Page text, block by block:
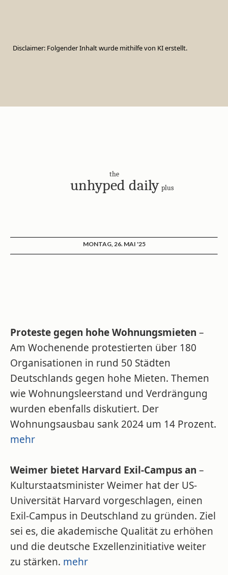
Disclaimer: Folgender Inhalt wurde mithilfe von KI erstellt.
the
unhyped daily plus
MONTAG, 26. MAI '25
Proteste gegen hohe Wohnungsmieten –
Am Wochenende protestierten über 180
Organisationen in rund 50 Städten
Deutschlands gegen hohe Mieten. Themen
wie Wohnungsleerstand und Verdrängung
wurden ebenfalls diskutiert. Der
Wohnungsausbau sank 2024 um 14 Prozent.
mehr
Weimer bietet Harvard Exil-Campus an –
Kulturstaatsminister Weimer hat der US-
Universität Harvard vorgeschlagen, einen
Exil-Campus in Deutschland zu gründen. Ziel
sei es, die akademische Qualität zu erhöhen
und die deutsche Exzellenzinitiative weiter
zu stärken. mehr